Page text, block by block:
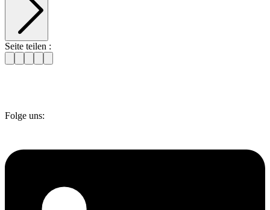
Seite teilen :
Folge uns: